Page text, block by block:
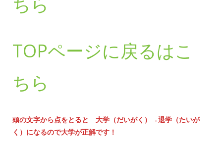
TOPページに戻るはこ
ちら
頭の文字から点をとると 大学（だいがく）→退学（たいが
く）になるので大学が正解です！